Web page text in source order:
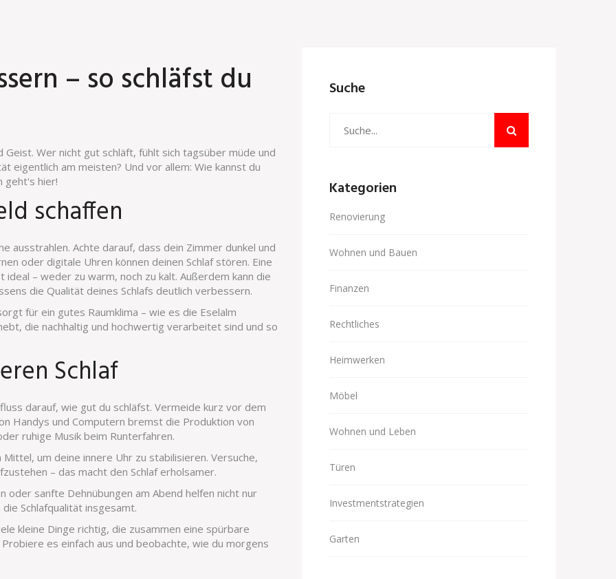
– so schläfst du
Wer nicht gut schläft, fühlt sich tagsüber müde und
eigentlich am meisten? Und vor allem: Wie kannst du
geht's hier!
schaffen
ausstrahlen. Achte darauf, dass dein Zimmer dunkel und
oder digitale Uhren können deinen Schlaf stören. Eine
– weder zu warm, noch zu kalt. Außerdem kann die
die Qualität deines Schlafs deutlich verbessern.
für ein gutes Raumklima – wie es die Eselalm
die nachhaltig und hochwertig verarbeitet sind und so
Schlaf
darauf, wie gut du schläfst. Vermeide kurz vor dem
Handys und Computern bremst die Produktion von
ruhige Musik beim Runterfahren.
um deine innere Uhr zu stabilisieren. Versuche,
– das macht den Schlaf erholsamer.
sanfte Dehnübungen am Abend helfen nicht nur
Schlafqualität insgesamt.
kleine Dinge richtig, die zusammen eine spürbare
es einfach aus und beobachte, wie du morgens
Suche
Kategorien
Renovierung
Wohnen und Bauen
Finanzen
Rechtliches
Heimwerken
Möbel
Wohnen und Leben
Türen
Investmentstrategien
Garten